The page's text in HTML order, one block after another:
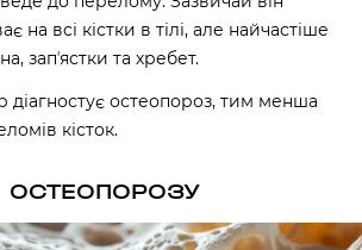
на всі кістки в тілі, але найчастіше
запʼястки та хребет.
діагностує остеопороз, тим менша
кісток.